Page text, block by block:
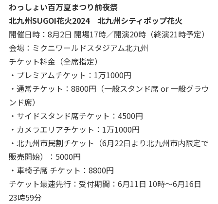
わっしょい百万夏まつり前夜祭
北九州SUGOI花火2024 北九州シティポップ花火
開催日時：8月2日 開場17時／開演20時（終演21時予定）
会場：ミクニワールドスタジアム北九州
チケット料金（全席指定）
・プレミアムチケット：1万1000円
・通常チケット：8800円（一般スタンド席 or 一般グラウ
ンド席）
・サイドスタンド席チケット：4500円
・カメラエリアチケット：1万1000円
・北九州市民割チケット（6月22日より北九州市内限定で
販売開始）：5000円
・車椅子席 チケット：8800円
チケット最速先行：受付期間：6月11日 10時～6月16日
23時59分